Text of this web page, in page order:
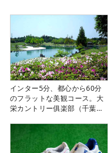
インター5分、都心から60分
のフラットな美観コース。大
栄カントリー俱楽部（千葉